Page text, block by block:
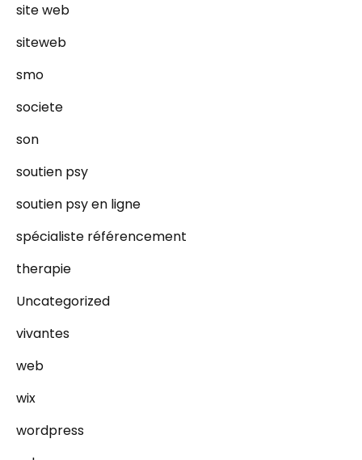
site web
siteweb
smo
societe
son
soutien psy
soutien psy en ligne
spécialiste référencement
therapie
Uncategorized
vivantes
web
wix
wordpress